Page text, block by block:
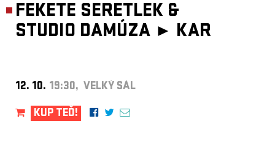
FEKETE SERETLEK &
STUDIO DAMÚZA ► KAR
12. 10. 19:30, VELKÝ SÁL
KUP TEĎ!